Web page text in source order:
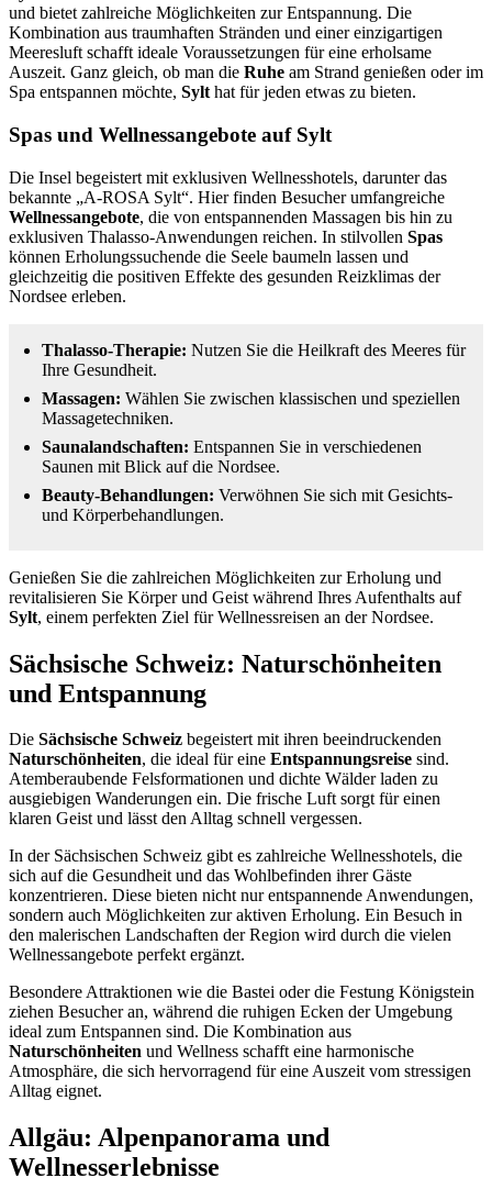
und bietet zahlreiche Möglichkeiten zur Entspannung. Die
Kombination aus traumhaften Stränden und einer einzigartigen
Meeresluft schafft ideale Voraussetzungen für eine erholsame
Auszeit. Ganz gleich, ob man die Ruhe am Strand genießen oder im
Spa entspannen möchte, Sylt hat für jeden etwas zu bieten.
Spas und Wellnessangebote auf Sylt
Die Insel begeistert mit exklusiven Wellnesshotels, darunter das
bekannte „A-ROSA Sylt“. Hier finden Besucher umfangreiche
Wellnessangebote, die von entspannenden Massagen bis hin zu
exklusiven Thalasso-Anwendungen reichen. In stilvollen Spas
können Erholungssuchende die Seele baumeln lassen und
gleichzeitig die positiven Effekte des gesunden Reizklimas der
Nordsee erleben.
Thalasso-Therapie: Nutzen Sie die Heilkraft des Meeres für
Ihre Gesundheit.
Massagen: Wählen Sie zwischen klassischen und speziellen
Massagetechniken.
Saunalandschaften: Entspannen Sie in verschiedenen
Saunen mit Blick auf die Nordsee.
Beauty-Behandlungen: Verwöhnen Sie sich mit Gesichts-
und Körperbehandlungen.
Genießen Sie die zahlreichen Möglichkeiten zur Erholung und
revitalisieren Sie Körper und Geist während Ihres Aufenthalts auf
Sylt, einem perfekten Ziel für Wellnessreisen an der Nordsee.
Sächsische Schweiz: Naturschönheiten
und Entspannung
Die Sächsische Schweiz begeistert mit ihren beeindruckenden
Naturschönheiten, die ideal für eine Entspannungsreise sind.
Atemberaubende Felsformationen und dichte Wälder laden zu
ausgiebigen Wanderungen ein. Die frische Luft sorgt für einen
klaren Geist und lässt den Alltag schnell vergessen.
In der Sächsischen Schweiz gibt es zahlreiche Wellnesshotels, die
sich auf die Gesundheit und das Wohlbefinden ihrer Gäste
konzentrieren. Diese bieten nicht nur entspannende Anwendungen,
sondern auch Möglichkeiten zur aktiven Erholung. Ein Besuch in
den malerischen Landschaften der Region wird durch die vielen
Wellnessangebote perfekt ergänzt.
Besondere Attraktionen wie die Bastei oder die Festung Königstein
ziehen Besucher an, während die ruhigen Ecken der Umgebung
ideal zum Entspannen sind. Die Kombination aus
Naturschönheiten und Wellness schafft eine harmonische
Atmosphäre, die sich hervorragend für eine Auszeit vom stressigen
Alltag eignet.
Allgäu: Alpenpanorama und
Wellnesserlebnisse